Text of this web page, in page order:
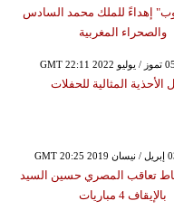
إهداءً للملك محمد السادس
والصحراء المغربية
الأحذية المثالية للحفلات
تعاقب المصري حسين السيد
بالإيقاف 4 مباريات